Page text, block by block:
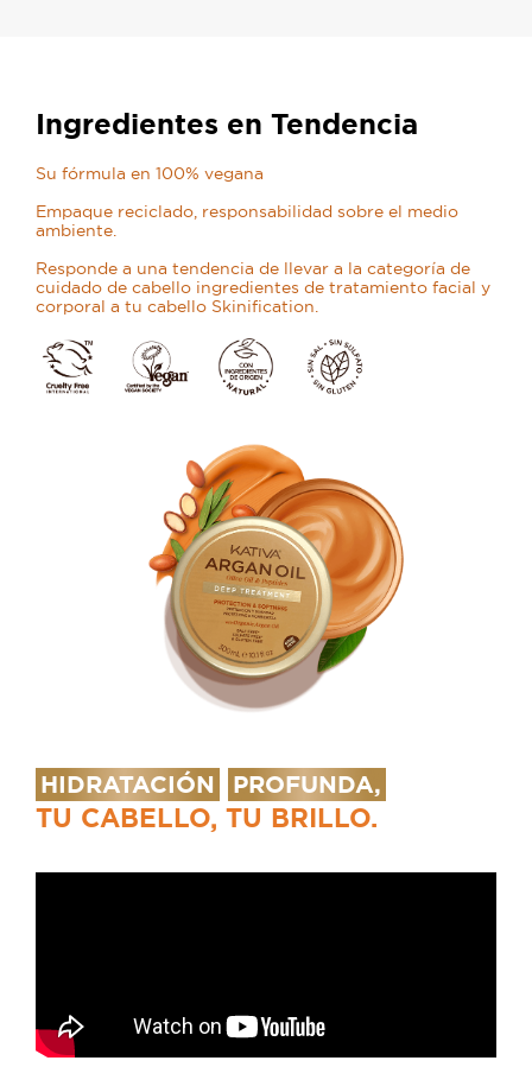
Ingredientes en Tendencia
Su fórmula en 100% vegana
Empaque reciclado, responsabilidad sobre el medio
ambiente.
Responde a una tendencia de llevar a la categoría de
cuidado de cabello ingredientes de tratamiento facial y
corporal a tu cabello Skinification.
HIDRATACIÓN PROFUNDA,
TU CABELLO, TU BRILLO.